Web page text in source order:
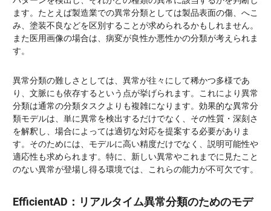
ます。たとえば製造業での異常分類としては製品表面の傷、へこ
み、塗装不良などを区別することが求められるかもしれません。
また医用画像の場合は、病変が良性か悪性かの分類が考えられま
す。
異常分類の難しさとしては、異常が往々にして稀かつ多様であ
り、文脈にも依存するという点が挙げられます。これにより異常
分類は通常の分類タスクよりも複雑になります。効果的な異常分
類モデルは、単に異常を検出するだけでなく、その性質・深刻さ
を解釈し、場合によっては適切な対応を提案する必要がありま
す。そのためには、モデルに高い精度だけでなく、説明可能性や
適応性も求められます。特に、新しい異常やこれまでに見たこと
のない異常が登場し得る環境では、これらの能力が不可欠です。
EfficientAD：リアルタイム異常分類のためのモデ